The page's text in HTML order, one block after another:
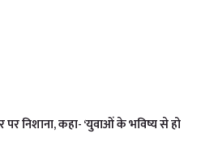
निशाना, कहा- ‘युवाओं के भविष्य से हो